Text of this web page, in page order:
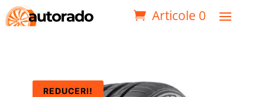
Articole 0
REDUCERI!